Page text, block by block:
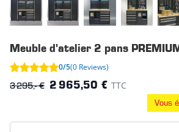
Meuble d'atelier 2 pans
0/5(0 Reviews)
3 295,- € 2 965,50 € TTC
Vous